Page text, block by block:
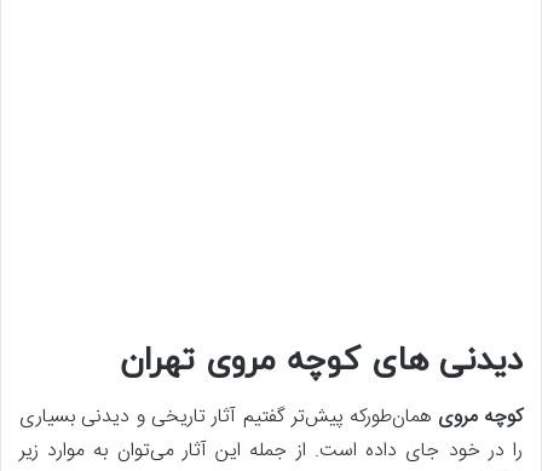
دیدنی های کوچه مروی تهران
کوچه مروی همان‌طورکه پیش‌تر گفتیم آثار تاریخی و دیدنی بسیاری
را در خود جای داده است. از جمله این آثار می‌توان به موارد زیر